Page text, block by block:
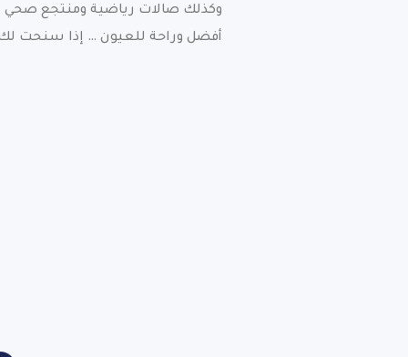
وكذلك صالات رياضية ومنتجع
أفضل وراحة للعيون … إذا سنحت